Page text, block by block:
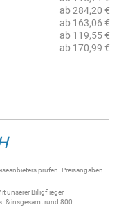
ab 284,20 €
ab 163,06 €
ab 119,55 €
ab 170,99 €
prüfen. Preisangaben
unsererBilligflieger
. & insgesamt rund 800